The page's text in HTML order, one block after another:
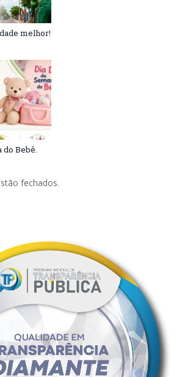
melhor!
do Bebê.
fechados.